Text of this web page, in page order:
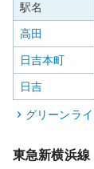
駅名
高田
日吉本町
日吉
グリーンラ
東急新横浜線